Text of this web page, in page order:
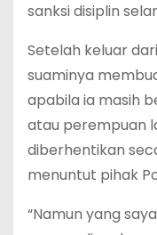
sanksi disiplin
Setelah keluar
suaminya
apabila ia masih
atau perempuan
diberhentikan
menuntut pihak
“Namun yang